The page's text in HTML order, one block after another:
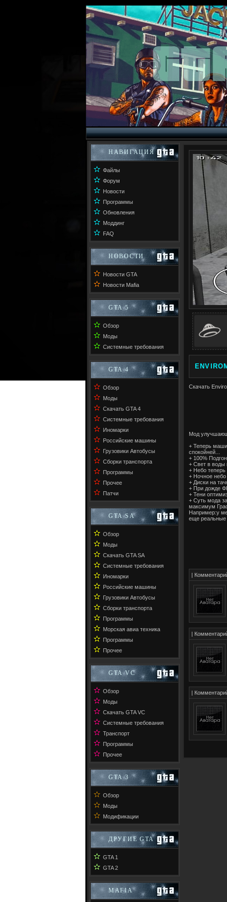
НАВИГАЦИЯ
✫ Файлы
✫ Форум
✫ Новости
✫ Программы
✫ Обновления
✫ Моддинг
✫ FAQ
НОВОСТИ
✫ Новости GTA
✫ Новости Mafia
GTA 5
✫ Обзор
✫ Моды
✫ Системные требования
GTA 4
✫ Обзор
✫ Моды
✫ Скачать GTA 4
✫ Системные требования
✫ Иномарки
✫ Российские машины
✫ Грузовики Автобусы
✫ Сборки транспорта
✫ Программы
✫ Прочее
✫ Патчи
GTA SA
✫ Обзор
✫ Моды
✫ Скачать GTA SA
✫ Системные требования
✫ Иномарки
✫ Российские машины
✫ Грузовики Автобусы
✫ Сборки транспорта
✫ Программы
✫ Морская авиа техника
✫ Программы
✫ Прочее
GTA VC
✫ Обзор
✫ Моды
✫ Скачать GTA VC
✫ Системные требования
✫ Транспорт
✫ Программы
✫ Прочее
GTA 3
✫ Обзор
✫ Моды
✫ Модификации
ДРУГИЕ GTA
✫ GTA 1
✫ GTA 2
MAFIA
Скачать
Мод
+ Теперь
спокойней...
+ 100%
+ Свет в воды
+ Небо теперь
+ Ночное
+ Диски на
+ При дожде
+ Тени
+ Суть мода
максимум
Например:у
еще реальные
|
|
|